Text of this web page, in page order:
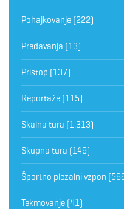
Pohajkovanje (222)
Predavanja (13)
Pristop (137)
Reportaže (115)
Skalna tura (1.313)
Skupna tura (149)
Športno plezalni vzpon
Tekmovanje (41)